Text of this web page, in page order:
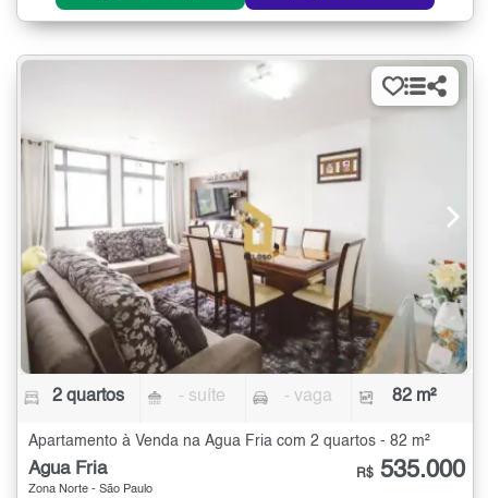
2 quartos - suíte - vaga 82 m²
Apartamento à Venda na Água Fria com 2 quartos - 82 m²
Água Fria
Zona Norte - São Paulo
R$ 535.000